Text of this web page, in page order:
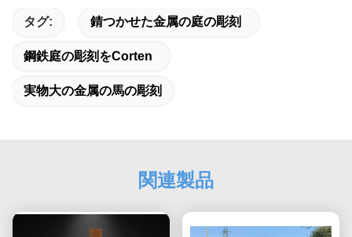
タグ: 錆つかせた金属の庭の彫刻
鋼鉄庭の彫刻をcorten
実物大の金属の馬の彫刻
関連製品